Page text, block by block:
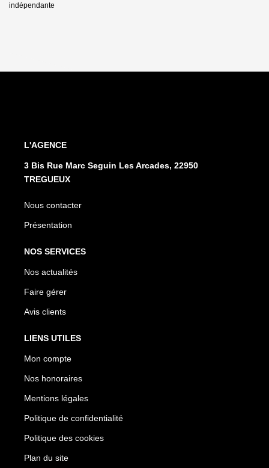
indépendante
L'AGENCE
3 Bis Rue Marc Seguin Les Arcades, 22950
TREGUEUX
Nous contacter
Présentation
NOS SERVICES
Nos actualités
Faire gérer
Avis clients
LIENS UTILES
Mon compte
Nos honoraires
Mentions légales
Politique de confidentialité
Politique des cookies
Plan du site